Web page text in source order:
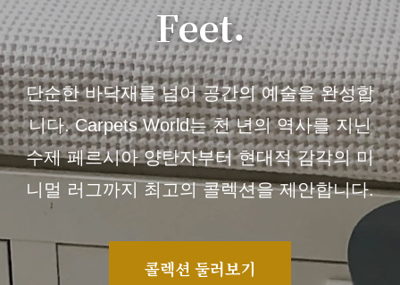
Feet.
단순한 바닥재를 넘어 공간의 예술을 완성합
니다. Carpets World는 천 년의 역사를 지닌
수제 페르시아 양탄자부터 현대적 감각의 미
니멀 러그까지 최고의 콜렉션을 제안합니다.
콜렉션 둘러보기